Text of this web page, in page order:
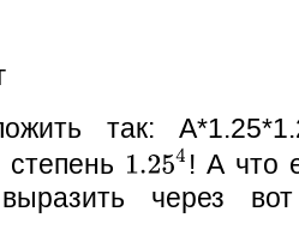
так:
! А что
через